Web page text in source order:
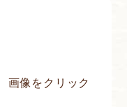
画像をクリック